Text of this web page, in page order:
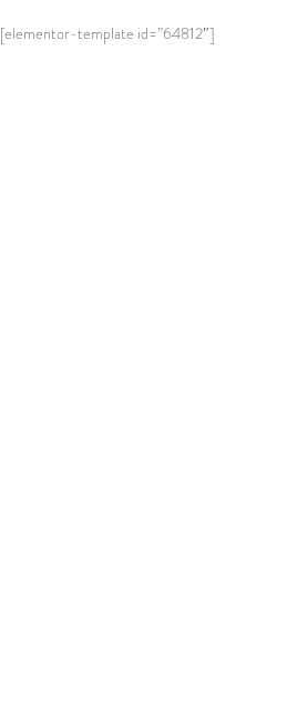
[elementor-template id=”64812″]